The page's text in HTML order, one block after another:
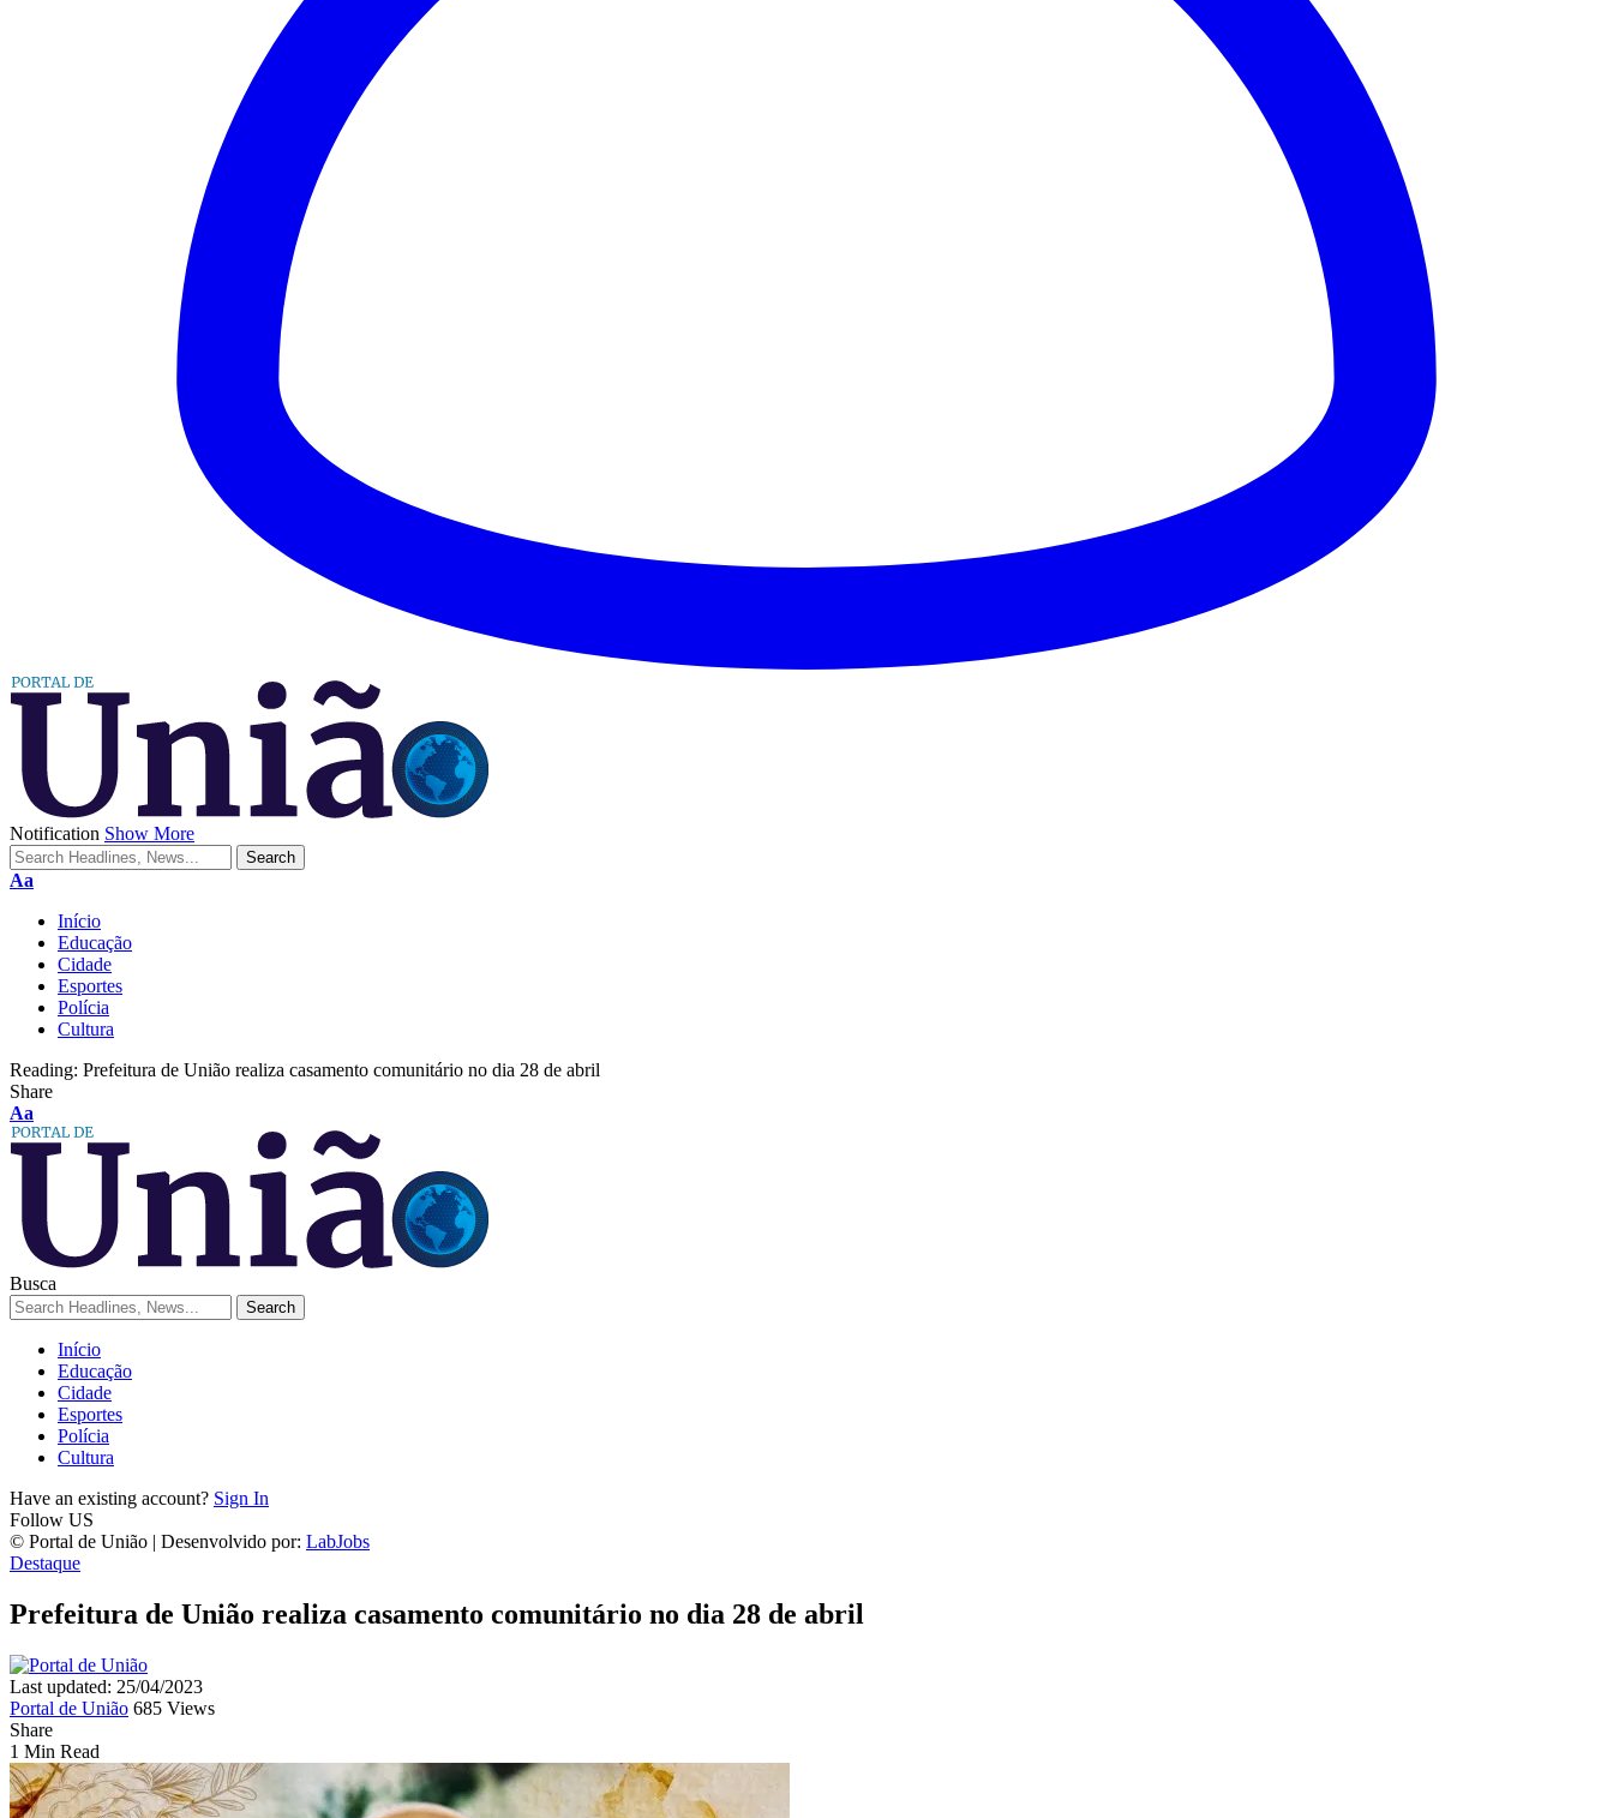
Notification Show More
Aa
Início
Educação
Cidade
Esportes
Polícia
Cultura
Reading: Prefeitura de União realiza casamento comunitário no dia 28 de abril
Share
Aa
Busca
Início
Educação
Cidade
Esportes
Polícia
Cultura
Have an existing account? Sign In
Follow US
© Portal de União | Desenvolvido por: LabJobs
Destaque
Prefeitura de União realiza casamento comunitário no dia 28 de abril
Last updated: 25/04/2023
Portal de União 685 Views
Share
1 Min Read